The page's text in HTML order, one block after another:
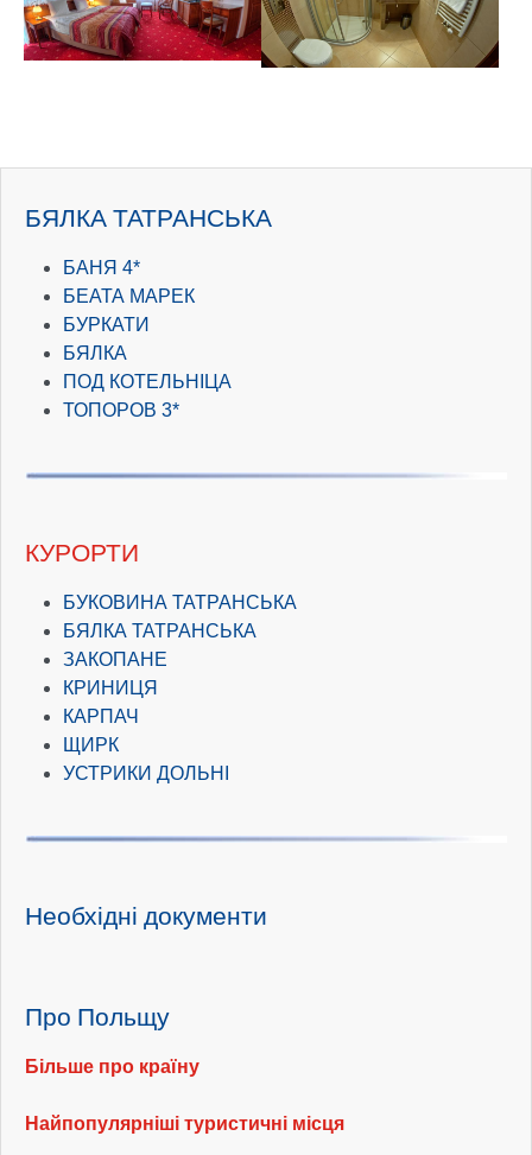
БЯЛКА ТАТРАНСЬКА
БАНЯ 4*
БЕАТА МАРЕК
БУРКАТИ
БЯЛКА
ПОД КОТЕЛЬНІЦА
ТОПОРОВ 3*
КУРОРТИ
БУКОВИНА ТАТРАНСЬКА
БЯЛКА ТАТРАНСЬКА
ЗАКОПАНЕ
КРИНИЦЯ
КАРПАЧ
ЩИРК
УСТРИКИ ДОЛЬНІ
Необхідні документи
Про Польщу
Більше про країну
Найпопулярніші туристичні місця